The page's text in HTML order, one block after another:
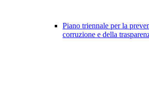
Piano triennale per la
corruzione e della